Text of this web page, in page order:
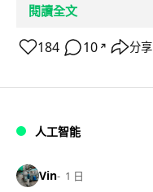
閱讀全文
184 10 ↗ 分享
人工智能
Vin 1 日